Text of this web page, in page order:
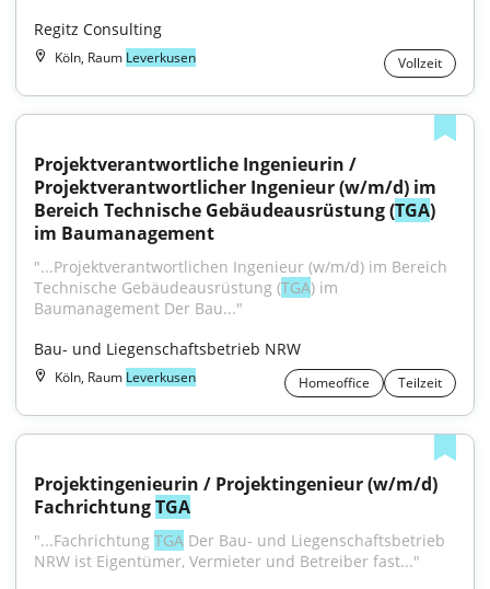
Regitz Consulting
Köln, Raum Leverkusen Vollzeit
Projektverantwortliche Ingenieurin /
Projektverantwortlicher Ingenieur (w/m/d) im
Bereich Technische Gebäudeausrüstung (TGA)
im Baumanagement
"...Projektverantwortlichen Ingenieur (w/m/d) im Bereich
Technische Gebäude­ausrüstung (TGA) im
Baumanagement Der Bau..."
Bau- und Liegenschaftsbetrieb NRW
Köln, Raum Leverkusen Homeoffice Teilzeit
Projektingenieurin / Projektingenieur (w/m/d)
Fachrichtung TGA
"...Fachrichtung TGA Der Bau- und Liegenschaftsbetrieb
NRW ist Eigentümer, Vermieter und Betreiber fast..."